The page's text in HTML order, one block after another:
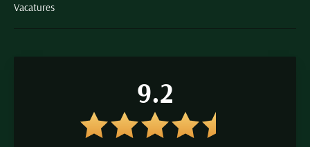
Vacatures
9.2